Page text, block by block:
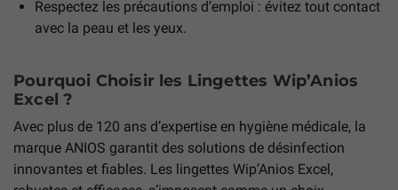
Respectez les précautions d’emploi : évitez tout contact
avec la peau et les yeux.
Pourquoi Choisir les Lingettes Wip’Anios
Excel ?
Avec plus de 120 ans d’expertise en hygiène médicale, la
marque ANIOS garantit des solutions de désinfection
innovantes et fiables. Les lingettes Wip’Anios Excel,